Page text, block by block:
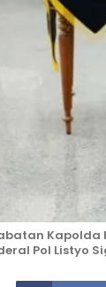
Kapolda
Pol Listyo